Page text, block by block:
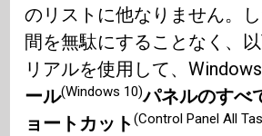
のリストに他なりません。
間を無駄にすることなく、
リアルを使用して、
ール(Windows 10)パネルのすべ
ョートカット(Control Panel All